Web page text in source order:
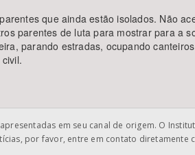
que ainda estão isolados. Não
parentes de luta para mostrar para a
parando estradas, ocupando
em seu canal de origem. O
por favor, entre em contato diretamente